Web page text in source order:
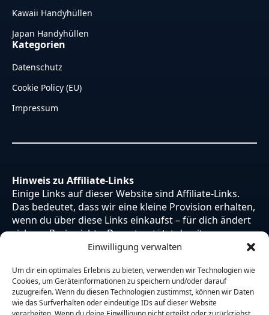
Einwilligung verwalten
Um dir ein optimales Erlebnis zu bieten, verwenden wir Technologien wie
Cookies, um Geräteinformationen zu speichern und/oder darauf
zuzugreifen. Wenn du diesen Technologien zustimmst, können wir Daten
wie das Surfverhalten oder eindeutige IDs auf dieser Website
Kawaii Handyhüllen
Japan Handyhüllen
Kategorien
Datenschutz
Cookie Policy (EU)
Impressum
Hinweis zu Affiliate-Links
Einige Links auf dieser Website sind Affiliate-Links.
Das bedeutet, dass wir eine kleine Provision erhalten,
wenn du über diese Links einkaufst – für dich ändert
sich am Preis nichts. Du unterstützt damit unsere
Arbeit. Vielen Dank dafür!